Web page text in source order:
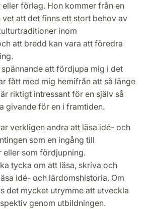
förlag. Hon kommer från en
att det finns ett stort behov av
inom
att bredd kan vara att föredra
att fördjupa mig i det
fått med mig hemifrån att så länge
riktigt intressant för en själv så
givande för en i framtiden.
verkligen andra att läsa idé- och
som en ingång till
eller som fördjupning.
tycka om att läsa, skriva och
idé- och lärdomshistoria. Om
det mycket utrymme att utveckla
genom utbildningen.